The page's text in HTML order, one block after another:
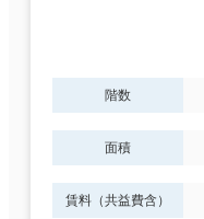
階数
面積
賃料（共益費含）